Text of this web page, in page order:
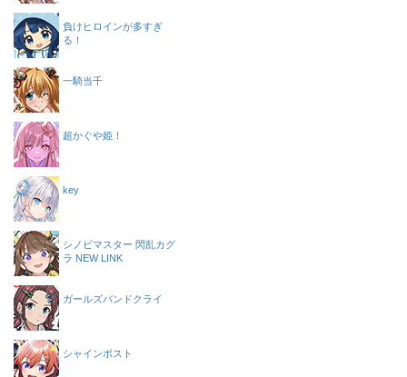
負けヒロインが多すぎ
る！
一騎当千
超かぐや姫！
key
シノビマスター 閃乱カグ
ラ NEW LINK
ガールズバンドクライ
シャインポスト